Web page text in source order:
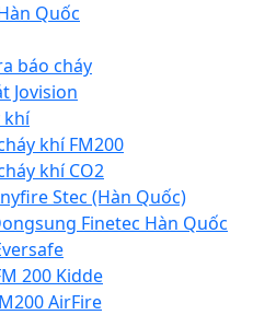
Quốc
báo cháy
Jovision
khí
khí FM200
khí CO2
Stec (Hàn Quốc)
Finetec Hàn Quốc
200 Kidde
AirFire